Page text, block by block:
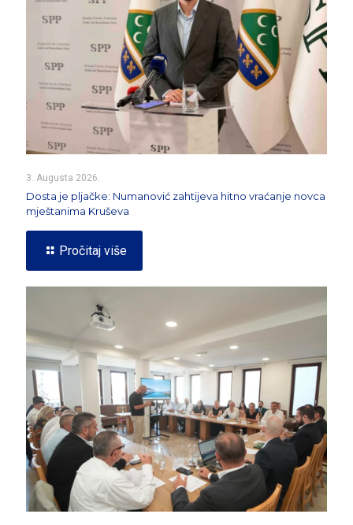
3. Augusta 2026.
Dosta je pljačke: Numanović zahtijeva hitno vraćanje novca
mještanima Kruševa
Pročitaj više